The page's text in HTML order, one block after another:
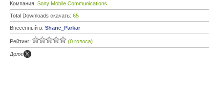
Компания: Sony Mobile Communications
Total Downloads скачать: 65
Внесенный в: Shane_Parkar
Рейтинг: (0 голоса)
Доля: